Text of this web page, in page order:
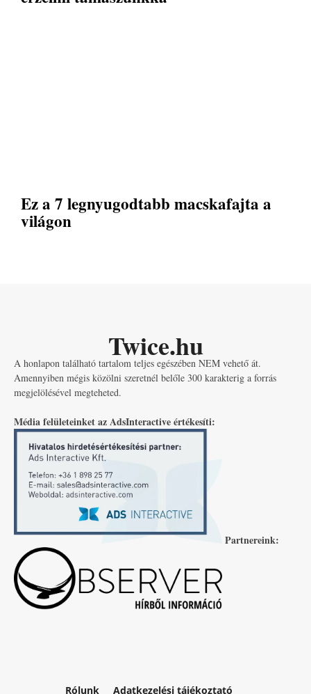
Ez a 7 legnyugodtabb macskafajta a
világon
Twice.hu
A honlapon található tartalom teljes egészében NEM vehető át.
Amennyiben mégis közölni szeretnél belőle 300 karakterig a forrás
megjelölésével megteheted.
Média felületeinket az AdsInteractive értékesíti:
Partnereink:
Rólunk Adatkezelési tájékoztató